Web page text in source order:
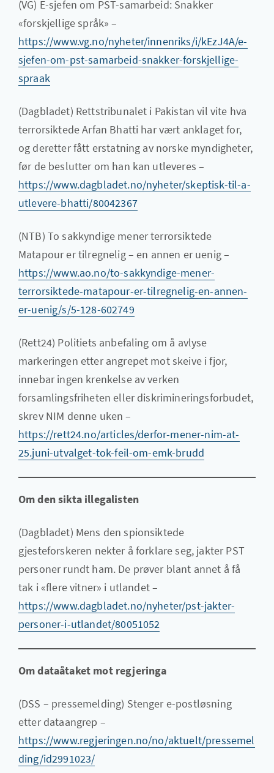
(VG) E-sjefen om PST-samarbeid: Snakker
«forskjellige språk» –
https://www.vg.no/nyheter/innenriks/i/kEzJ4A/e-
sjefen-om-pst-samarbeid-snakker-forskjellige-
spraak
(Dagbladet) Rettstribunalet i Pakistan vil vite hva
terrorsiktede Arfan Bhatti har vært anklaget for,
og deretter fått erstatning av norske myndigheter,
før de beslutter om han kan utleveres –
https://www.dagbladet.no/nyheter/skeptisk-til-a-
utlevere-bhatti/80042367
(NTB) To sakkyndige mener terrorsiktede
Matapour er tilregnelig – en annen er uenig –
https://www.ao.no/to-sakkyndige-mener-
terrorsiktede-matapour-er-tilregnelig-en-annen-
er-uenig/s/5-128-602749
(Rett24) Politiets anbefaling om å avlyse
markeringen etter angrepet mot skeive i fjor,
innebar ingen krenkelse av verken
forsamlingsfriheten eller diskrimineringsforbudet,
skrev NIM denne uken –
https://rett24.no/articles/derfor-mener-nim-at-
25.juni-utvalget-tok-feil-om-emk-brudd
Om den sikta illegalisten
(Dagbladet) Mens den spionsiktede
gjesteforskeren nekter å forklare seg, jakter PST
personer rundt ham. De prøver blant annet å få
tak i «flere vitner» i utlandet –
https://www.dagbladet.no/nyheter/pst-jakter-
personer-i-utlandet/80051052
Om dataåtaket mot regjeringa
(DSS – pressemelding) Stenger e-postløsning
etter dataangrep –
https://www.regjeringen.no/no/aktuelt/pressemel
ding/id2991023/